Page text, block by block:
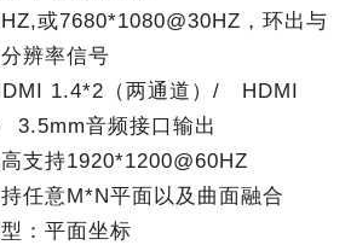
或7680*1080@30HZ，环出与
辨率信号
1.4*2（两通道）/ HDMI
3.5mm音频接口输出
支持1920*1200@60HZ
任意M*N平面以及曲面融合
：平面坐标